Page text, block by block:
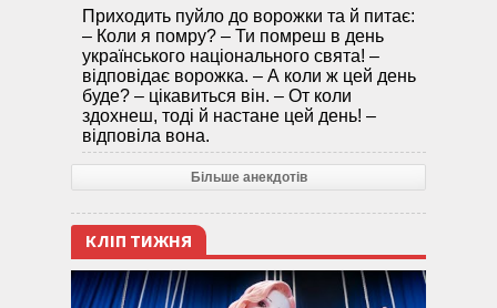
Приходить пуйло до ворожки та й питає:
– Коли я помру? – Ти помреш в день
українського національного свята! –
відповідає ворожка. – А коли ж цей день
буде? – цікавиться він. – От коли
здохнеш, тоді й настане цей день! –
відповіла вона.
Більше анекдотів
КЛІП ТИЖНЯ